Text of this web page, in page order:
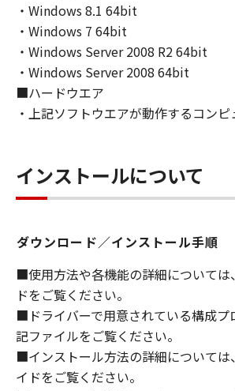
４．所有権
「本ソフトウェア」に係る権原お
は、その内容によりキヤノンまた
ライセンサーに帰属します。
５．輸出
トウェア」の全部または一部を、
接に輸出してはなりません。
キヤノン、キヤノンの子会社、関
のライセンサーは、お客様による
ェア」の使用を支援すること、お
トウェア」に対してアップデート
あるいはサポートを行うことにつ
る責任も負うものではありません。
・Windows 8.1 64bit
・Windows 7 64bit
・Windows Server 2008 R2 64bit
・Windows Server 2008 64bit
■ハードウエア
・上記ソフトウエアが動作するコンピ
インストールについて
ダウンロード／インストール手順
■使用方法や各機能の詳細については
ドをご覧ください。
■ドライバーで用意されている構成プ
記ファイルをご覧ください。
■インストール方法の詳細については
イドをご覧ください。